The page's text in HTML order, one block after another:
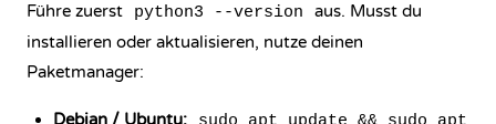
Führe zuerst
python3 --version
aus. Musst du
installieren oder aktualisieren, nutze deinen
Paketmanager:
Debian / Ubuntu: